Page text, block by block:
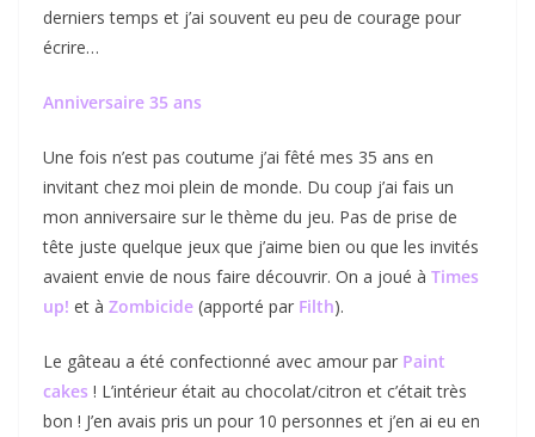
derniers temps et j’ai souvent eu peu de courage pour
écrire…
Anniversaire 35 ans
Une fois n’est pas coutume j’ai fêté mes 35 ans en
invitant chez moi plein de monde. Du coup j’ai fais un
mon anniversaire sur le thème du jeu. Pas de prise de
tête juste quelque jeux que j’aime bien ou que les invités
avaient envie de nous faire découvrir. On a joué à Times
up! et à Zombicide (apporté par Filth).
Le gâteau a été confectionné avec amour par Paint
cakes ! L’intérieur était au chocolat/citron et c’était très
bon ! J’en avais pris un pour 10 personnes et j’en ai eu en